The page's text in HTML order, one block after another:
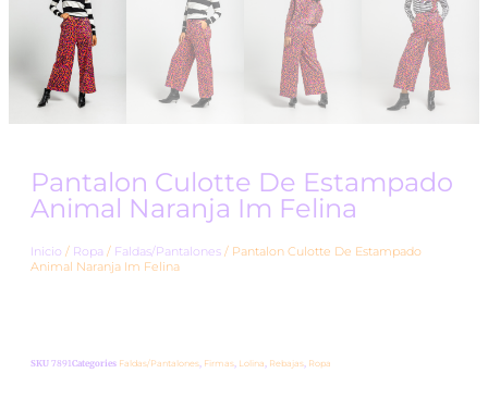
Pantalon Culotte De Estampado
Animal Naranja Im Felina
Inicio / Ropa / Faldas/Pantalones / Pantalon Culotte De Estampado
Animal Naranja Im Felina
SKU 7891Categories Faldas/Pantalones Firmas Lolina Rebajas Ropa